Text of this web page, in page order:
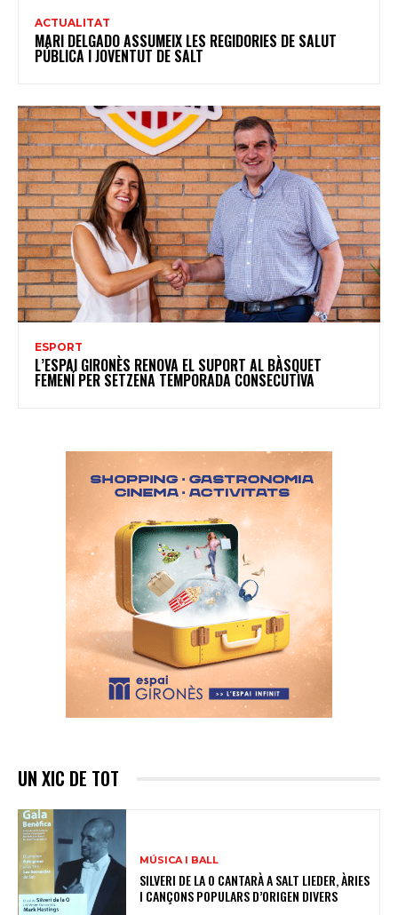
ACTUALITAT
MARI DELGADO ASSUMEIX LES REGIDORIES DE SALUT
PÚBLICA I JOVENTUT DE SALT
ESPORT
L’ESPAI GIRONÈS RENOVA EL SUPORT AL BÀSQUET
FEMENÍ PER SETZENA TEMPORADA CONSECUTIVA
UN XIC DE TOT
MÚSICA I BALL
SILVERI DE LA O CANTARÀ A SALT LIEDER, ÀRIES
I CANÇONS POPULARS D’ORIGEN DIVERS